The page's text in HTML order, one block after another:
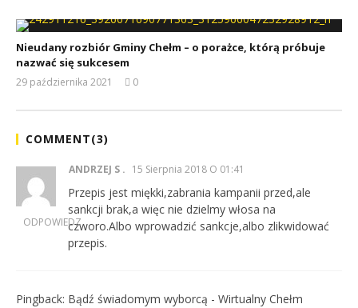
Nieudany rozbiór Gminy Chełm – o porażce, którą próbuje
nazwać się sukcesem
29 października 2021
0
COMMENT(3)
ANDRZEJ S 15 Sierpnia 2018 O 01:41
Przepis jest miękki,zabrania kampanii przed,ale
sankcji brak,a więc nie dzielmy włosa na
czworo.Albo wprowadzić sankcje,albo zlikwidować
przepis.
ODPOWIEDZ
Pingback: Bądź świadomym wyborcą - Wirtualny Chełm